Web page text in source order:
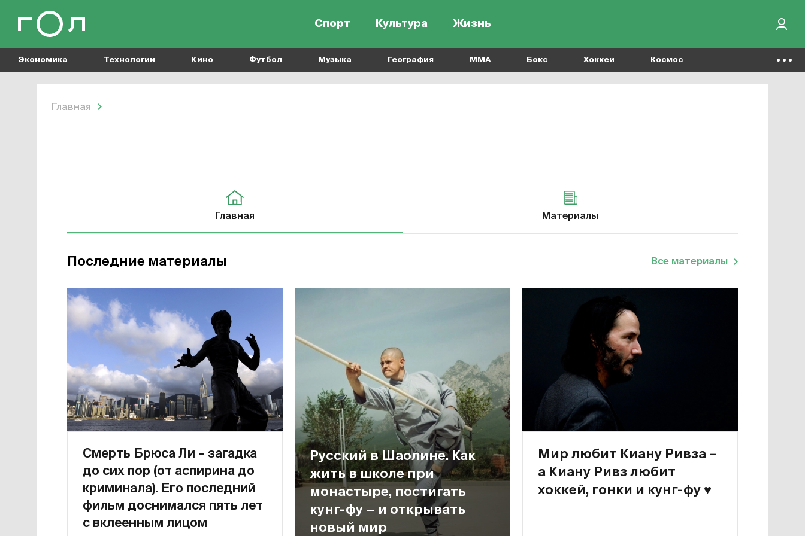
Спорт Культура Жизнь
Экономика Технологии Кино Футбол Музыка География MMA Бокс Хоккей Космос
Главная
Главная Материалы
Последние материалы Все материалы
Смерть Брюса Ли – загадка
до сих пор (от аспирина до
криминала). Его последний
фильм доснимался пять лет
с вклеенным лицом
Русский в Шаолине. Как
жить в школе при
монастыре, постигать
кунг-фу − и открывать
новый мир
Мир любит Киану Ривза –
а Киану Ривз любит
хоккей, гонки и кунг-фу ♥